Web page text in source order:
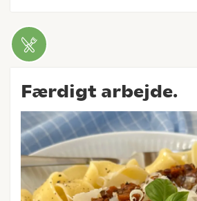
Færdigt arbejde.